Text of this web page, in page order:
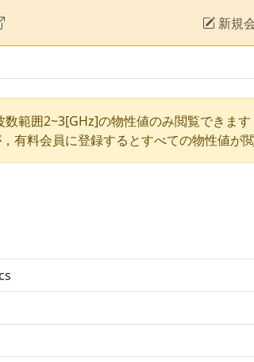
新規
範囲2~3[GHz]の物性値のみ閲覧できます
有料会員に登録するとすべての物性値が